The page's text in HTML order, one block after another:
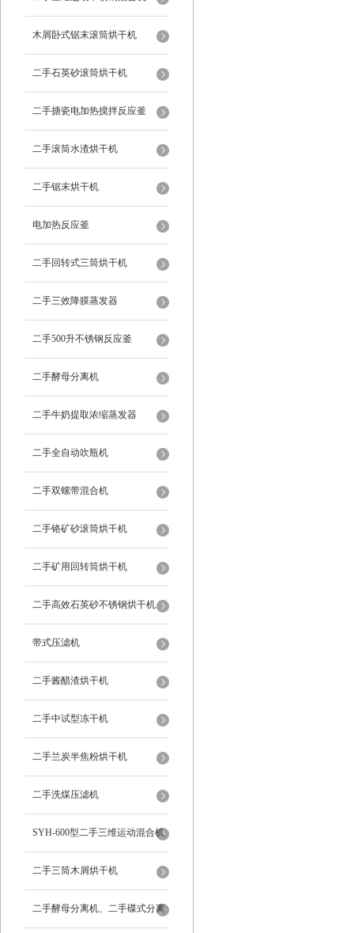
木屑卧式锯末滚筒烘干机
二手石英砂滚筒烘干机
二手搪瓷电加热搅拌反应釜
二手滚筒水渣烘干机
二手锯末烘干机
电加热反应釜
二手回转式三筒烘干机
二手三效降膜蒸发器
二手500升不锈钢反应釜
二手酵母分离机
二手牛奶提取浓缩蒸发器
二手全自动吹瓶机
二手双螺带混合机
二手铬矿砂滚筒烘干机
二手矿用回转筒烘干机
二手高效石英砂不锈钢烘干机
带式压滤机
二手酱醋渣烘干机
二手中试型冻干机
二手兰炭半焦粉烘干机
二手洗煤压滤机
SYH-600型二手三维运动混合机
二手三筒木屑烘干机
二手酵母分离机、二手碟式分离